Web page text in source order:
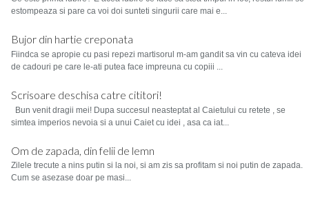
estompeaza si pare ca voi doi sunteti singurii care mai e...
Bujor din hartie creponata
Fiindca se apropie cu pasi repezi martisorul m-am gandit sa vin cu cateva idei
de cadouri pe care le-ati putea face impreuna cu copiii ...
Scrisoare deschisa catre cititori!
Bun venit dragii mei! Dupa succesul neasteptat al Caietului cu retete , se
simtea imperios nevoia si a unui Caiet cu idei , asa ca iat...
Om de zapada, din felii de lemn
Zilele trecute a nins putin si la noi, si am zis sa profitam si noi putin de zapada.
Cum se asezase doar pe masi...